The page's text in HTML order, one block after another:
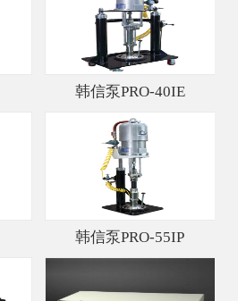
韩信泵PRO-40IE
韩信泵PRO-55IP